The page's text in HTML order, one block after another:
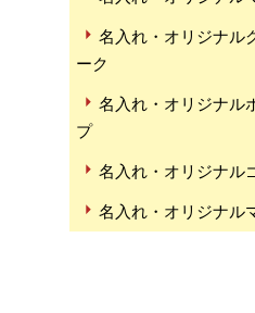
名入れ・オリジナル
ーク
名入れ・オリジナル
プ
名入れ・オリジナル
名入れ・オリジナル